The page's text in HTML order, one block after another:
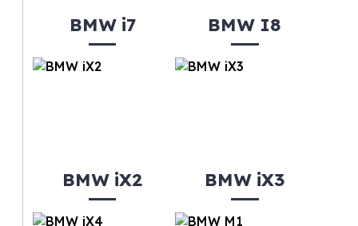
BMW i7 BMW I8
BMW iX2 BMW iX3